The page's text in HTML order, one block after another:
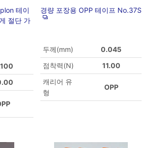
테이
절단 가
경량 포장용 OPP 테이프 No.37S
두께(mm)
0.045
점착력(N)
11.00
캐리어 유
형
OPP